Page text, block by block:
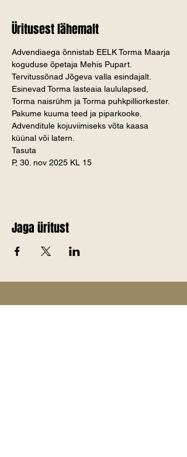
Üritusest lähemalt
Advendiaega õnnistab EELK Torma Maarja
koguduse õpetaja Mehis Pupart.
Tervitussõnad Jõgeva valla esindajalt.
Esinevad Torma lasteaia laululapsed,
Torma naisrühm ja Torma puhkpilliorkester.
Pakume kuuma teed ja piparkooke.
Advenditule kojuviimiseks võta kaasa
küünal või latern.
Tasuta
P, 30. nov 2025 KL 15
Jaga üritust